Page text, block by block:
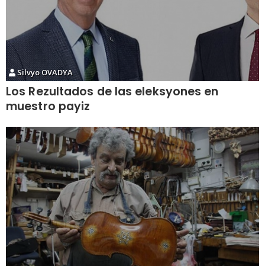
Silvyo OVADYA
Los Rezultados de las eleksyones en
muestro payiz